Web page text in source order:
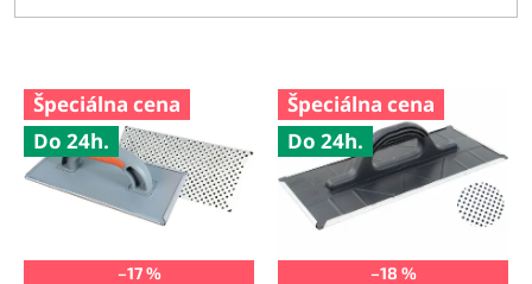
V
Špeciálna cena
Do 24h.
–17 %
Špeciálna cena
Do 24h.
–18 %